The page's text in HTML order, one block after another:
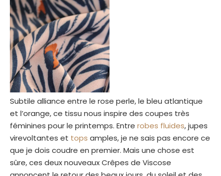
Subtile alliance entre le rose perle, le bleu atlantique
et l’orange, ce tissu nous inspire des coupes très
féminines pour le printemps. Entre robes fluides, jupes
virevoltantes et tops amples, je ne sais pas encore ce
que je dois coudre en premier. Mais une chose est
sûre, ces deux nouveaux Crêpes de Viscose